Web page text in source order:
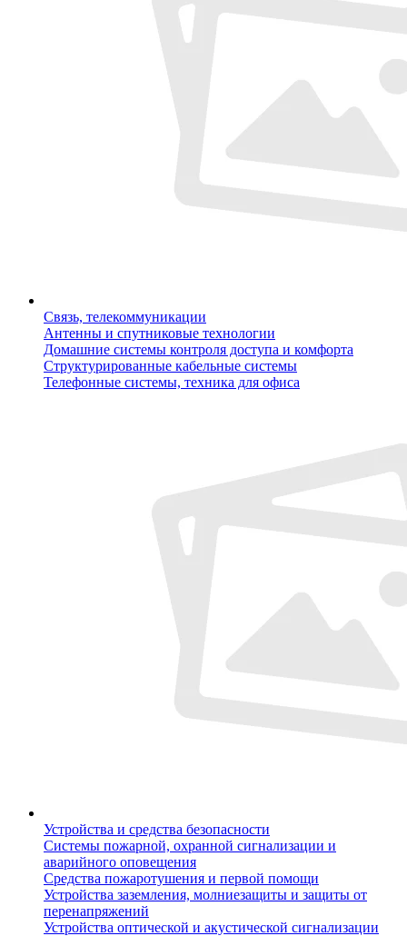
Связь, телекоммуникации
Антенны и спутниковые технологии
Домашние системы контроля доступа и комфорта
Структурированные кабельные системы
Телефонные системы, техника для офиса
Устройства и средства безопасности
Системы пожарной, охранной сигнализации и
аварийного оповещения
Средства пожаротушения и первой помощи
Устройства заземления, молниезащиты и защиты от
перенапряжений
Устройства оптической и акустической сигнализации